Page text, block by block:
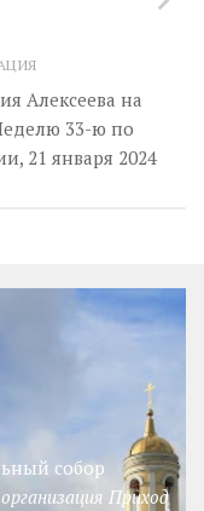
Алексеева на
33-ю по
21 января 2024
собор
Приход